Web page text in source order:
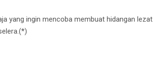
yang ingin mencoba membuat hidangan lezat